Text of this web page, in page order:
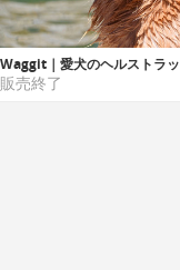
販売終了